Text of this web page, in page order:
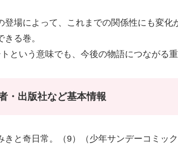
登場によって、これまでの関係性にも変
る巻。
という意味でも、今後の物語につながる
・出版社など基本情報
きと奇日常。（9）（少年サンデーコミック